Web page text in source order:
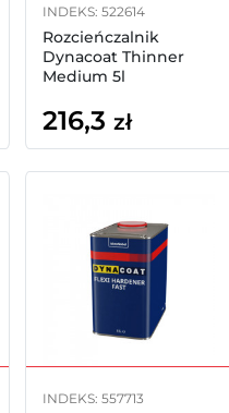
INDEKS: 522614
Rozcieńczalnik
Dynacoat Thinner
Medium 5l
216,3 zł
INDEKS: 557713